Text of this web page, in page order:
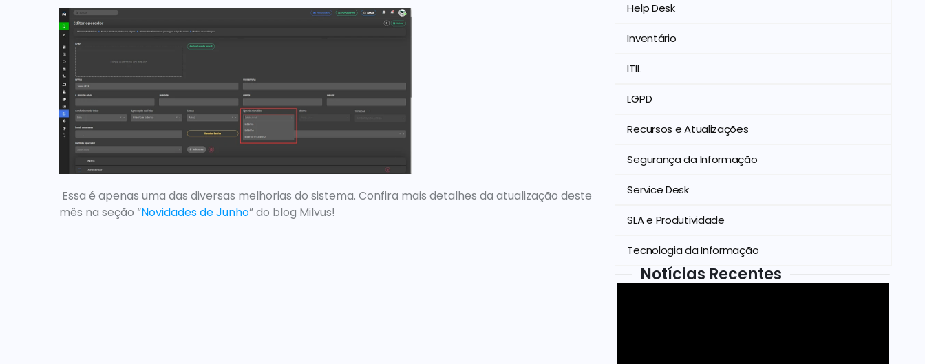
Essa é apenas uma das diversas melhorias do sistema. Confira mais detalhes da atualização deste
mês na seção “Novidades de Junho” do blog Milvus!
Help Desk
Inventário
ITIL
LGPD
Recursos e Atualizações
Segurança da Informação
Service Desk
SLA e Produtividade
Tecnologia da Informação
Notícias Recentes